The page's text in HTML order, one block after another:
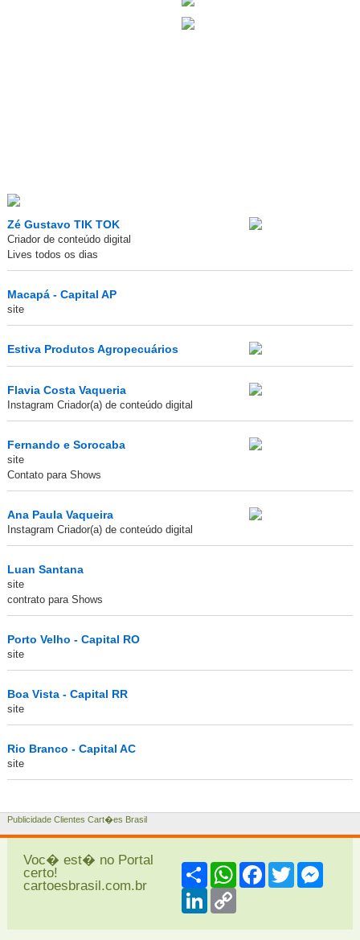
Zé Gustavo TIK TOK
Criador de conteúdo digital
Lives todos os dias
Macapá - Capital AP
site
Estiva Produtos Agropecuários
Flavia Costa Vaqueria
Instagram Criador(a) de conteúdo digital
Fernando e Sorocaba
site
Contato para Shows
Ana Paula Vaqueira
Instagram Criador(a) de conteúdo digital
Luan Santana
site
contrato para Shows
Porto Velho - Capital RO
site
Boa Vista - Capital RR
site
Rio Branco - Capital AC
site
Publicidade Clientes Cart�es Brasil
Voc� est� no Portal
certo!
cartoesbrasil.com.br
ShareWhatsAppFacebook
Twitter
LinkedInCopy